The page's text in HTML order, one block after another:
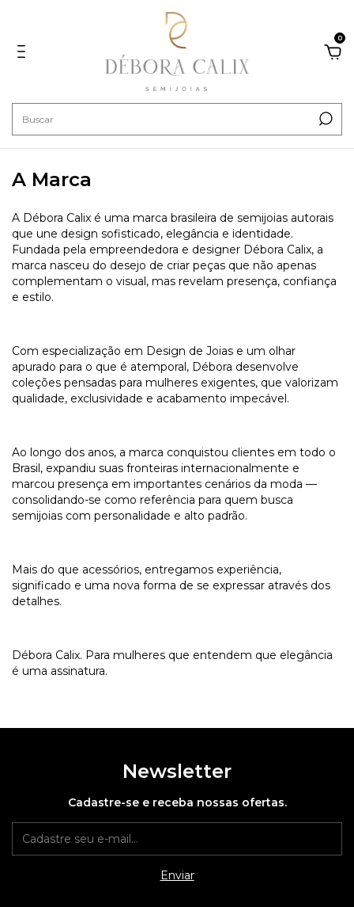
0
A Marca
A Débora Calix é uma marca brasileira de semijoias autorais
que une design sofisticado, elegância e identidade.
Fundada pela empreendedora e designer Débora Calix, a
marca nasceu do desejo de criar peças que não apenas
complementam o visual, mas revelam presença, confiança
e estilo.
Com especialização em Design de Joias e um olhar
apurado para o que é atemporal, Débora desenvolve
coleções pensadas para mulheres exigentes, que valorizam
qualidade, exclusividade e acabamento impecável.
Ao longo dos anos, a marca conquistou clientes em todo o
Brasil, expandiu suas fronteiras internacionalmente e
marcou presença em importantes cenários da moda —
consolidando-se como referência para quem busca
semijoias com personalidade e alto padrão.
Mais do que acessórios, entregamos experiência,
significado e uma nova forma de se expressar através dos
detalhes.
Débora Calix. Para mulheres que entendem que elegância
é uma assinatura.
Newsletter
Cadastre-se e receba nossas ofertas.